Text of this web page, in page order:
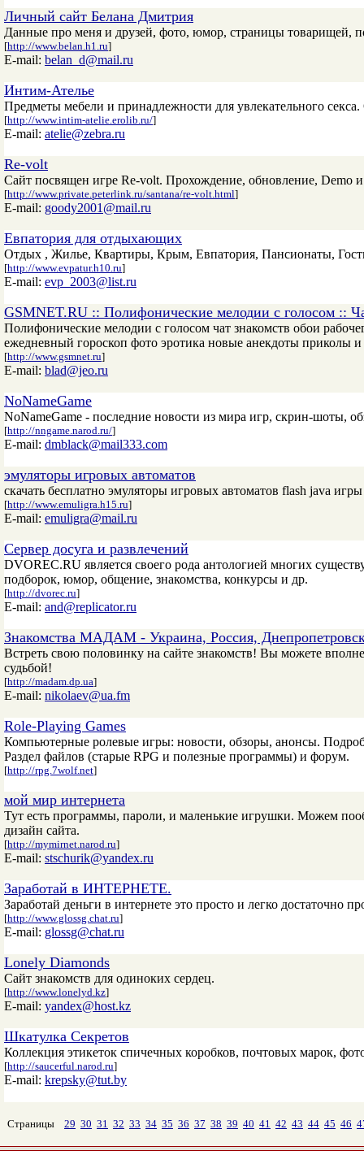
Личный сайт Белана Дмитрия
Данные про меня и друзей, фото, юмор, страницы товарищей,
[http://www.belan.h1.ru]
E-mail: belan_d@mail.ru
Интим-Ателье
Предметы мебели и принадлежности для увлекательного
[http://www.intim-atelie.erolib.ru/]
E-mail: atelie@zebra.ru
Re-volt
Сайт посвящен игре Re-volt. Прохождение, обновление, Demo
[http://www.private.peterlink.ru/santana/re-volt.html]
E-mail: goody2001@mail.ru
Евпатория для отдыхающих
Отдых , Жилье, Квартиры, Крым, Евпатория, Пансионаты,
[http://www.evpatur.h10.ru]
E-mail: evp_2003@list.ru
GSMNET.RU :: Полифонические мелодии с голосом ::
Полифонические мелодии с голосом чат знакомств обои
ежедневный гороскоп фото эротика новые анекдоты приколы
[http://www.gsmnet.ru]
E-mail: blad@jeo.ru
NoNameGame
NoNameGame - последние новости из мира игр, скрин-шоты,
[http://nngame.narod.ru/]
E-mail: dmblack@mail333.com
эмуляторы игровых автоматов
скачать бесплатно эмуляторы игровых автоматов flash java игры
[http://www.emuligra.h15.ru]
E-mail: emuligra@mail.ru
Сервер досуга и развлечений
DVOREC.RU является своего рода антологией многих
подборок, юмор, общение, знакомства, конкурсы и др.
[http://dvorec.ru]
E-mail: and@replicator.ru
Знакомства МАДАМ - Украина, Россия,
Встреть свою половинку на сайте знакомств! Вы можете
судьбой!
[http://madam.dp.ua]
E-mail: nikolaev@ua.fm
Role-Playing Games
Компьютерные ролевые игры: новости, обзоры, анонсы.
Раздел файлов (старые RPG и полезные программы) и форум.
[http://rpg.7wolf.net]
мой мир интернета
Тут есть программы, пароли, и маленькие игрушки. Можем
дизайн сайта.
[http://mymirnet.narod.ru]
E-mail: stschurik@yandex.ru
Заработай в ИНТЕРНЕТЕ.
Заработай деньги в интернете это просто и легко достаточно
[http://www.glossg.chat.ru]
E-mail: glossg@chat.ru
Lonely Diamonds
Сайт знакомств для одиноких сердец.
[http://www.lonelyd.kz]
E-mail: yandex@host.kz
Шкатулка Секретов
Коллекция этикеток спичечных коробков, почтовых марок,
[http://saucerful.narod.ru]
E-mail: krepsky@tut.by
Страницы 29 30 31 32 33 34 35 36 37 38 39 40 41 42 43 44 45 46